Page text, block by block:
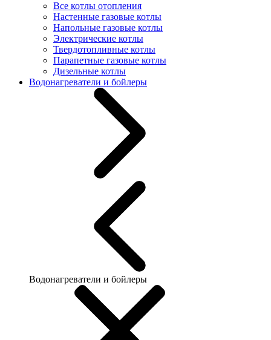
Все котлы отопления
Настенные газовые котлы
Напольные газовые котлы
Электрические котлы
Твердотопливные котлы
Парапетные газовые котлы
Дизельные котлы
Водонагреватели и бойлеры
Водонагреватели и бойлеры